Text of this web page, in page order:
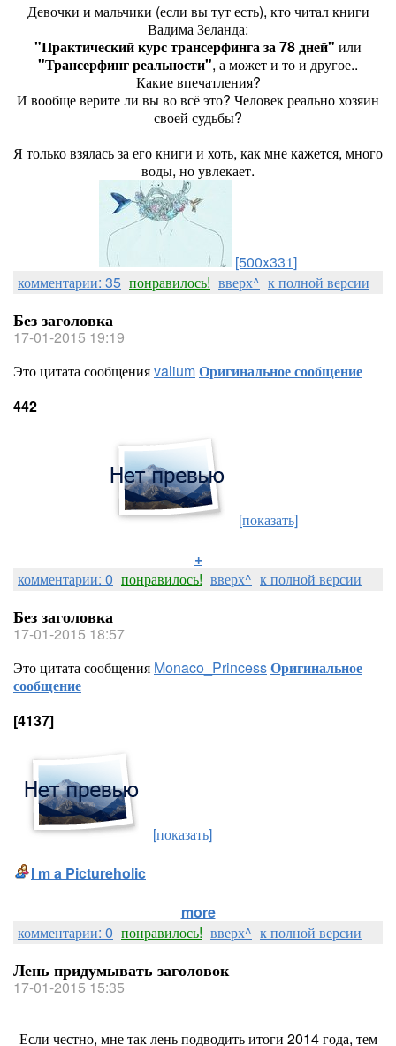
Девочки и мальчики (если вы тут есть), кто читал книги
Вадима Зеланда:
"Практический курс трансерфинга за 78 дней" или
"Трансерфинг реальности", а может и то и другое..
Какие впечатления?
И вообще верите ли вы во всё это? Человек реально хозяин
своей судьбы?
Я только взялась за его книги и хоть, как мне кажется, много
воды, но увлекает.
[500x331]
комментарии: 35 понравилось! вверх^ к полной версии
Без заголовка
17-01-2015 19:19
Это цитата сообщенияvaliumОригинальное сообщение
442
[показать]
+
комментарии: 0 понравилось! вверх^ к полной версии
Без заголовка
17-01-2015 18:57
Это цитата сообщения Monaco_PrincessОригинальное
сообщение
[4137]
[показать]
I m a Pictureholic
more
комментарии: 0 понравилось! вверх^ к полной версии
Лень придумывать заголовок
17-01-2015 15:35
Если честно, мне так лень подводить итоги 2014 года, тем